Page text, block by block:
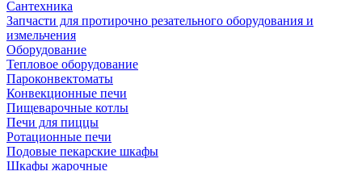
Сантехника
Запчасти для протирочно резательного оборудования и
измельчения
Оборудование
Тепловое оборудование
Пароконвектоматы
Конвекционные печи
Пищеварочные котлы
Печи для пиццы
Ротационные печи
Подовые пекарские шкафы
Шкафы жарочные